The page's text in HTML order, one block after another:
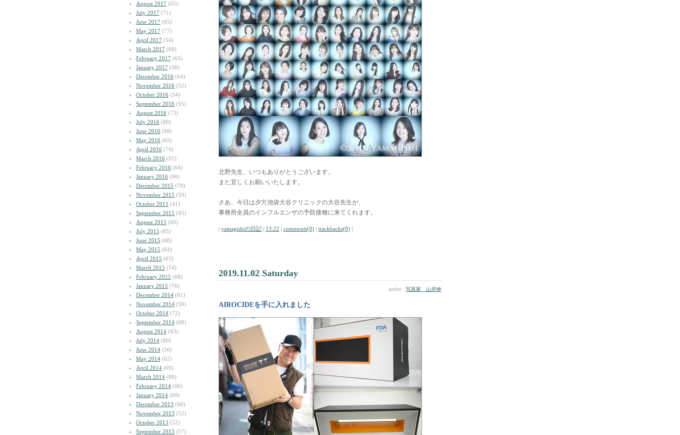
August 2017 (65)
July 2017 (71)
June 2017 (85)
May 2017 (77)
April 2017 (54)
March 2017 (68)
February 2017 (65)
January 2017 (58)
December 2016 (64)
November 2016 (52)
October 2016 (54)
September 2016 (55)
August 2016 (73)
July 2016 (80)
June 2016 (68)
May 2016 (65)
April 2016 (74)
March 2016 (92)
February 2016 (64)
January 2016 (96)
December 2015 (78)
November 2015 (59)
October 2015 (41)
September 2015 (65)
August 2015 (60)
July 2015 (65)
June 2015 (68)
May 2015 (84)
April 2015 (63)
March 2015 (74)
February 2015 (68)
January 2015 (76)
December 2014 (81)
November 2014 (59)
October 2014 (72)
September 2014 (68)
August 2014 (63)
July 2014 (80)
June 2014 (56)
May 2014 (62)
April 2014 (69)
March 2014 (88)
February 2014 (66)
January 2014 (60)
December 2013 (66)
November 2013 (52)
October 2013 (52)
September 2013 (57)
北野先生、いつもありがとうございます。
また宜しくお願いいたします。
さあ、今日は夕方池袋大谷クリニックの大谷先生が、
事務所全員のインフルエンザの予防接種に来てくれます。
| yamagishiの日記 | 13:22 | comments(0) | trackbacks(0) |
2019.11.02 Saturday
author : 写真家 山岸伸
AIROCIDEを手に入れました